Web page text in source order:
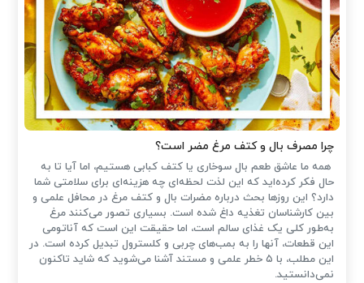
چرا مصرف بال و کتف مرغ مضر است؟
همه ما عاشق طعم بال سوخاری یا کتف کبابی هستیم، اما آیا تا به
حال فکر کرده‌اید که این لذت لحظه‌ای چه هزینه‌ای برای سلامتی شما
دارد؟ این روزها بحث درباره مضرات بال و کتف مرغ در محافل علمی و
بین کارشناسان تغذیه داغ شده است. بسیاری تصور می‌کنند مرغ
به‌طور کلی یک غذای سالم است، اما حقیقت این است که آناتومی
این قطعات، آنها را به بمب‌های چربی و کلسترول تبدیل کرده است. در
این مطلب، با ۵ خطر علمی و مستند آشنا می‌شوید که شاید تاکنون
نمی‌دانستید.